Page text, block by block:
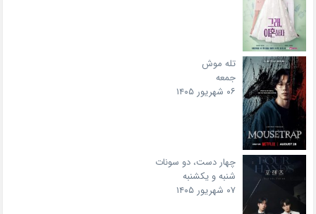
تله موش
جمعه
۰۶ شهریور ۱۴۰۵
چهار دست، دو سونات
شنبه و یکشنبه
۰۷ شهریور ۱۴۰۵